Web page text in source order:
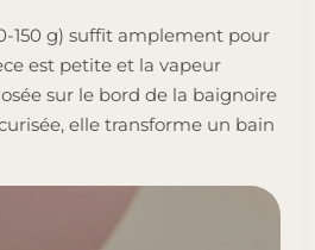
150 g) suffit amplement pour
est petite et la vapeur
sur le bord de la baignoire
elle transforme un bain